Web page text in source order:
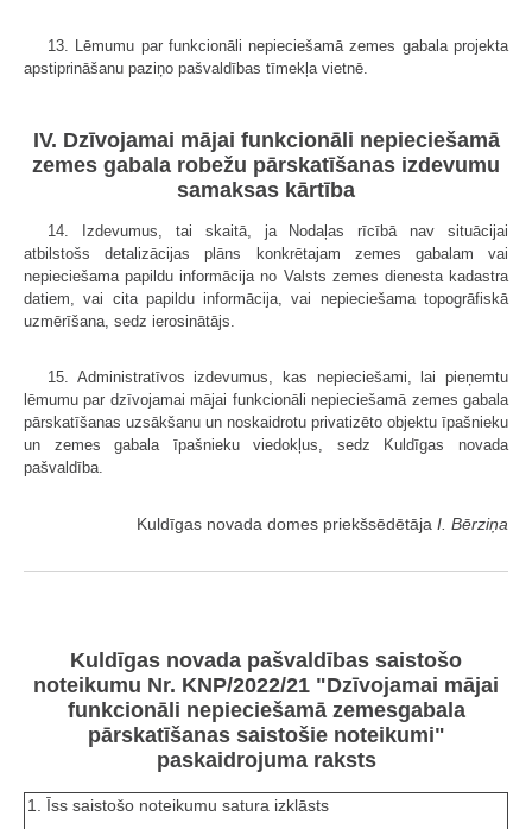
13. Lēmumu par funkcionāli nepieciešamā zemes gabala projekta
apstiprināšanu paziņo pašvaldības tīmekļa vietnē.
IV. Dzīvojamai mājai funkcionāli nepieciešamā
zemes gabala robežu pārskatīšanas izdevumu
samaksas kārtība
14. Izdevumus, tai skaitā, ja Nodaļas rīcībā nav situācijai
atbilstošs detalizācijas plāns konkrētajam zemes gabalam vai
nepieciešama papildu informācija no Valsts zemes dienesta kadastra
datiem, vai cita papildu informācija, vai nepieciešama topogrāfiskā
uzmērīšana, sedz ierosinātājs.
15. Administratīvos izdevumus, kas nepieciešami, lai pieņemtu
lēmumu par dzīvojamai mājai funkcionāli nepieciešamā zemes gabala
pārskatīšanas uzsākšanu un noskaidrotu privatizēto objektu īpašnieku
un zemes gabala īpašnieku viedokļus, sedz Kuldīgas novada
pašvaldība.
Kuldīgas novada domes priekšsēdētāja I. Bērziņa
Kuldīgas novada pašvaldības saistošo
noteikumu Nr. KNP/2022/21 "Dzīvojamai mājai
funkcionāli nepieciešamā zemesgabala
pārskatīšanas saistošie noteikumi"
paskaidrojuma raksts
1. Īss saistošo noteikumu satura izklāsts